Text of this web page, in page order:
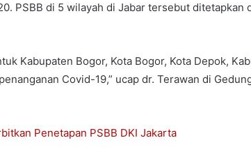
PSBB di 5 wilayah di Jabar tersebut ditetapkan
Kabupaten Bogor, Kota Bogor, Kota Depok,
Covid-19,” ucap dr. Terawan di
Penetapan PSBB DKI Jakarta